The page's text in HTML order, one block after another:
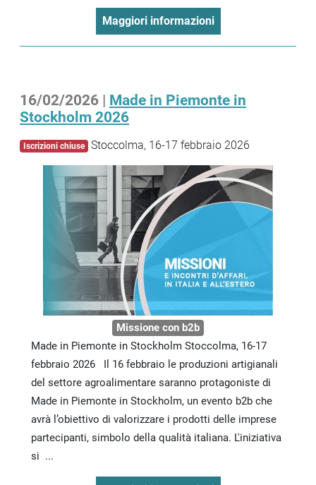
Maggiori informazioni
16/02/2026 | Made in Piemonte in
Stockholm 2026
Iscrizioni chiuse Stoccolma, 16-17 febbraio 2026
Missione con b2b
Made in Piemonte in Stockholm Stoccolma, 16-17
febbraio 2026 Il 16 febbraio le produzioni artigianali
del settore agroalimentare saranno protagoniste di
Made in Piemonte in Stockholm, un evento b2b che
avrà l’obiettivo di valorizzare i prodotti delle imprese
partecipanti, simbolo della qualità italiana. L'iniziativa
si ...